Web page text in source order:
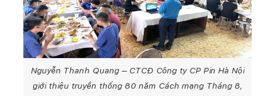
Nguyễn Thanh Quang – CTCĐ Công ty CP Pin Hà Nội
giới thiệu truyền thống 80 năm Cách mạng Tháng 8,